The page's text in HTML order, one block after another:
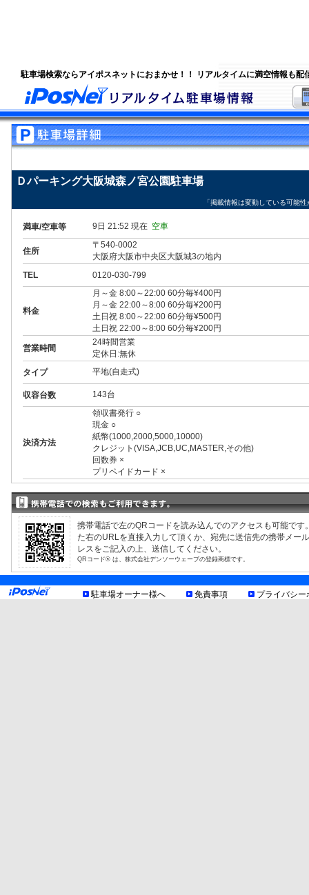
駐車場検索ならアイポスネットにおまかせ！！ リアルタイムに満空情報も配
Ｄパーキング大阪城森ノ宮公園駐車場
「掲載情報は変動している可能
満車/空車等 9日 21:52 現在 空車
住所
〒540-0002
大阪府大阪市中央区大阪城3の地内
TEL
0120-030-799
料金
月～金 8:00～22:00 60分毎¥400円
月～金 22:00～8:00 60分毎¥200円
土日祝 8:00～22:00 60分毎¥500円
土日祝 22:00～8:00 60分毎¥200円
営業時間
24時間営業
定休日:無休
タイプ
平地(自走式)
収容台数 143台
決済方法
領収書発行 ○
現金 ○
紙幣(1000,2000,5000,10000)
クレジット(VISA,JCB,UC,MASTER,その他)
回数券 ×
プリペイドカード ×
制限事項
3ナンバー ○
RV ○
1BOX ○
高 2.10m まで
幅 1.90m まで
長 5.00m まで
重量 2.00t まで
最低地上高15cm以上
自動二輪車はご利用できません
身障者割引あり
携帯電話で左のQRコードを読み込んでのアクセスも可能です
た右のURLを直接入力して頂くか、宛先に送信先の携帯メー
レスをご記入の上、送信してください。
QRコード® は、株式会社デンソーウェーブの登録商標です。
駐車場オーナー様へ 免責事項 プライバシー